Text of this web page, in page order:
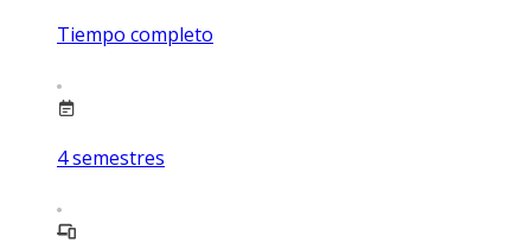
Tiempo completo
4semestres